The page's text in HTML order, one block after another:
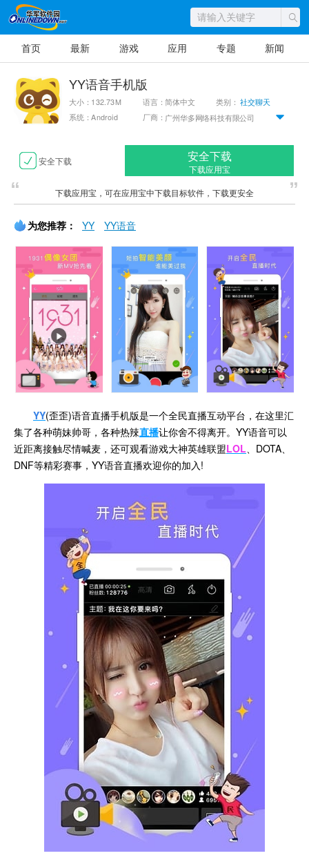
首页 最新 游戏 应用 专题 新闻
YY语音手机版
大小：132.73M 语言：简体中文 类别：社交聊天
系统：Android
厂商： 广州华多网络科技有限公司
安全下载 安全下载
下载应用宝
下载应用宝，可在应用宝中下载目标软件，下载更安全
为您推荐： YY YY语音
YY(歪歪)语音直播手机版是一个全民直播互动平台，在这里汇
集了各种萌妹帅哥，各种热辣直播让你舍不得离开。YY语音可以
近距离接触尽情喊麦，还可观看游戏大神英雄联盟LOL 、DOTA、
DNF等精彩赛事，YY语音直播欢迎你的加入!